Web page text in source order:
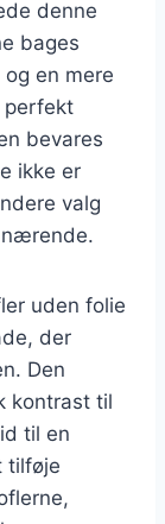
denne
bages
en mere
perfekt
bevares
ikke er
valg
nærende.
uden folie
der
Den
kontrast til
til en
tilføje